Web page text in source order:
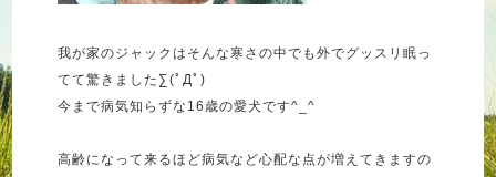
我が家のジャックはそんな寒さの中でも外でグッスリ眠っ
てて驚きました∑(ﾟДﾟ)
今まで病気知らずな16歳の愛犬です^_^
高齢になって来るほど病気など心配な点が増えてきますの